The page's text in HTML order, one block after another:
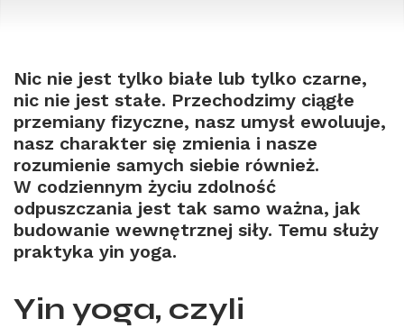
Nic nie jest tylko białe lub tylko czarne,
nic nie jest stałe. Przechodzimy ciągłe
przemiany fizyczne, nasz umysł ewoluuje,
nasz charakter się zmienia i nasze
rozumienie samych siebie również.
W codziennym życiu zdolność
odpuszczania jest tak samo ważna, jak
budowanie wewnętrznej siły. Temu służy
praktyka yin yoga.
Yin yoga, czyli